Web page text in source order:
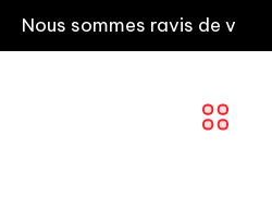
Nous sommes ravis de vous